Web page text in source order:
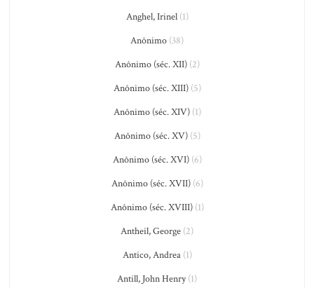
Anghel, Irinel(1)
Anônimo (38)
Anônimo (séc. XII)(2)
Anônimo (séc. XIII)(5)
Anônimo (séc. XIV)(1)
Anônimo (séc. XV)(5)
Anônimo (séc. XVI)(6)
Anônimo (séc. XVII)(6)
Anônimo (séc. XVIII)(1)
Antheil, George (2)
Antico, Andrea(1)
Antill, John Henry(1)